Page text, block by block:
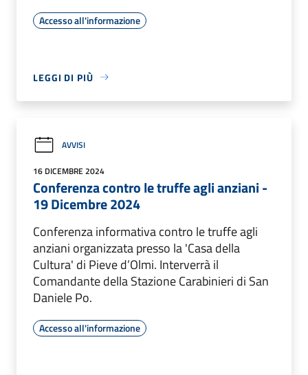
Accesso all'informazione
LEGGI DI PIÙ
AVVISI
16 DICEMBRE 2024
Conferenza contro le truffe agli anziani -
19 Dicembre 2024
Conferenza informativa contro le truffe agli
anziani organizzata presso la 'Casa della
Cultura' di Pieve d’Olmi. Interverrà il
Comandante della Stazione Carabinieri di San
Daniele Po.
Accesso all'informazione